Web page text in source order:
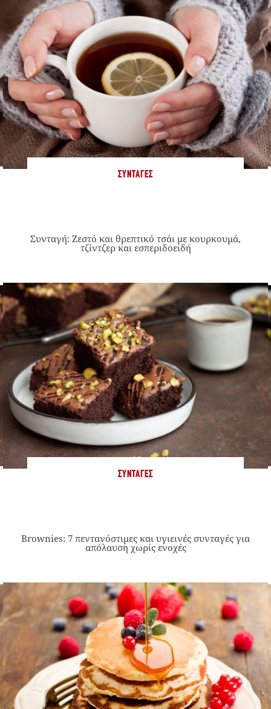
ΣΥΝΤΑΓΈΣ
Συνταγή: Ζεστό και θρεπτικό τσάι με κουρκουμά,
τζίντζερ και εσπεριδοειδή
ΣΥΝΤΑΓΈΣ
Brownies: 7 πεντανόστιμες και υγιεινές συνταγές για
απόλαυση χωρίς ενοχές